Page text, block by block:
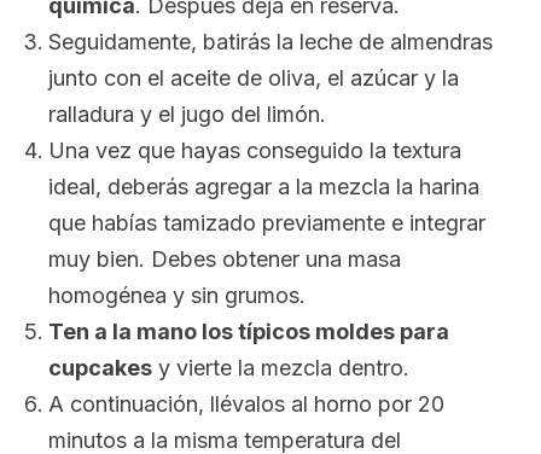
química. Después deja en reserva.
Seguidamente, batirás la leche de almendras
junto con el aceite de oliva, el azúcar y la
ralladura y el jugo del limón.
Una vez que hayas conseguido la textura
ideal, deberás agregar a la mezcla la harina
que habías tamizado previamente e integrar
muy bien. Debes obtener una masa
homogénea y sin grumos.
Ten a la mano los típicos moldes para
cupcakes y vierte la mezcla dentro.
A continuación, llévalos al horno por 20
minutos a la misma temperatura del